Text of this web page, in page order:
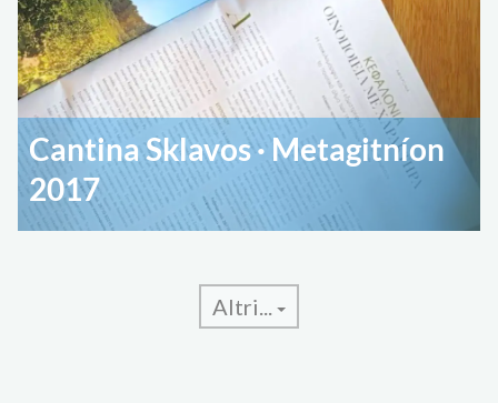
Cantina Sklavos · Metagitníon
2017
Altri...